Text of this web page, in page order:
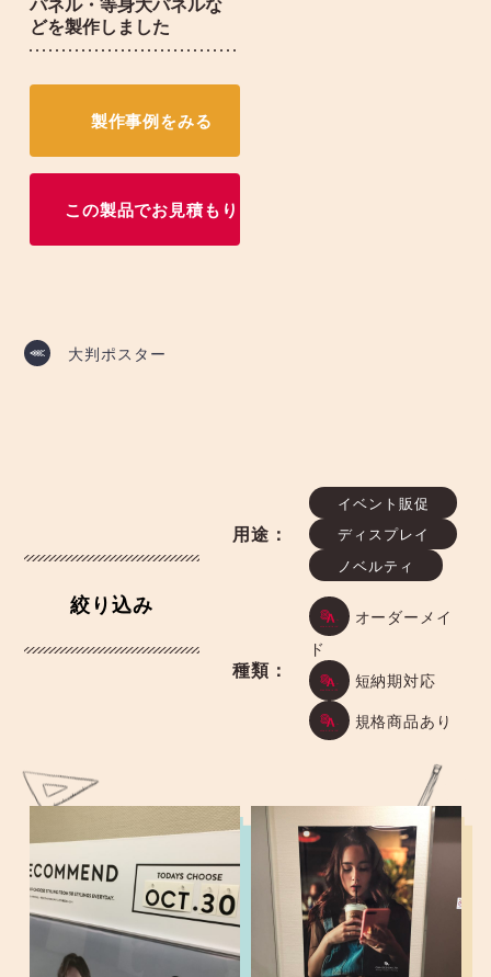
どを製作しました
製作事例をみる
この製品でお見積もり
投
ゲ
シ
大判ポスター
絞り込み
用途：
イベント販促
ディスプレイ
ノベルティ
種類：
オーダーメイ
ド
短納期対応
規格商品あり